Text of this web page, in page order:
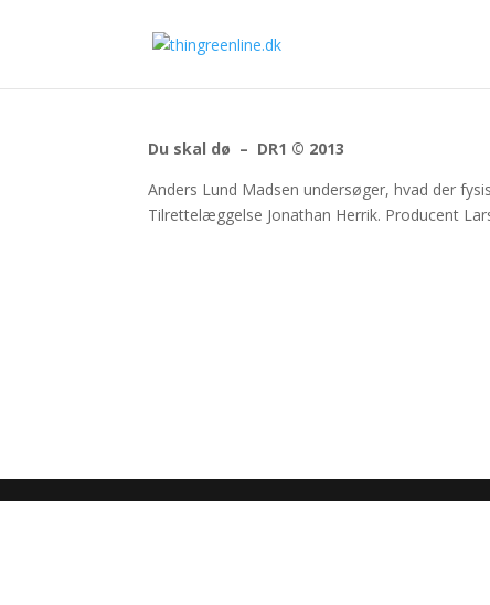
Du skal dø – DR1 © 2013
Anders Lund Madsen undersøger, hvad der
Tilrettelæggelse Jonathan Herrik. Producent